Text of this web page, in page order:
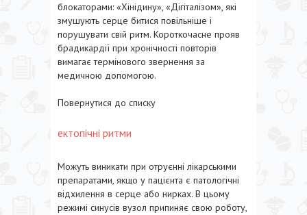
блокаторами: «Хінідину», «Дігіталізом», які
змушують серце битися повільніше і
порушувати свій ритм. Короткочасне прояв
брадикардії при хронічності повторів
вимагає термінового звернення за
медичною допомогою.
Повернутися до списку
ектопічні ритми
Можуть виникати при отруєнні лікарськими
препаратами, якщо у пацієнта є патологічні
відхилення в серце або нирках. В цьому
режимі синусів вузол припиняє свою роботу,